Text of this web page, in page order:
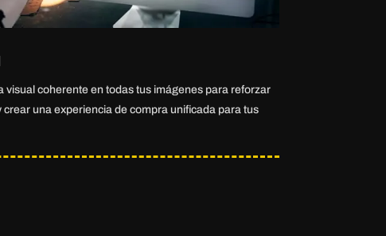
visual coherente en todas tus imágenes para reforzar
crear una experiencia de compra unificada para tus